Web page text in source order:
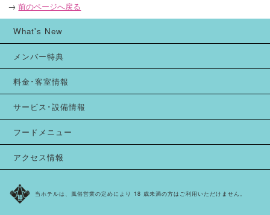
→ 前のページへ戻る
What's New
メンバー特典
料金･客室情報
サービス･設備情報
フードメニュー
アクセス情報
当ホテルは、風俗営業の定めにより 18 歳未満の方はご利用いただけません。